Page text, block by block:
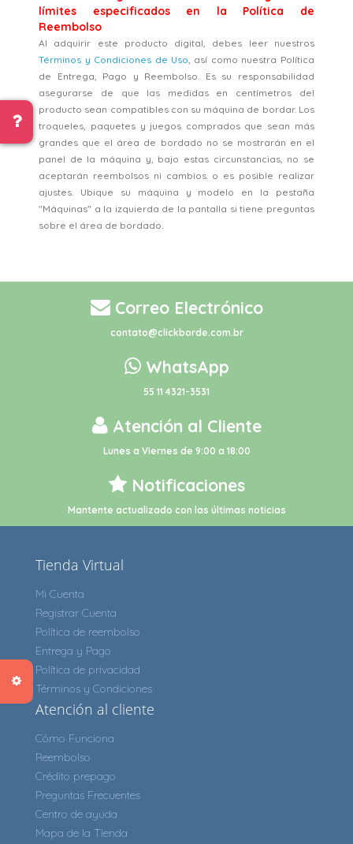
límites especificados en la Política de
Reembolso
Al adquirir este producto digital, debes leer nuestros
Términos y Condiciones de Uso, así como nuestra Política
de Entrega, Pago y Reembolso. Es su responsabilidad
asegurarse de que las medidas en centímetros del
producto sean compatibles con su máquina de bordar. Los
troqueles, paquetes y juegos comprados que sean más
grandes que el área de bordado no se mostrarán en el
panel de la máquina y, bajo estas circunstancias, no se
aceptarán reembolsos ni cambios. o es posible realizar
ajustes. Ubique su máquina y modelo en la pestaña
"Máquinas" a la izquierda de la pantalla si tiene preguntas
sobre el área de bordado.
Correo Electrónico
contato@clickborde.com.br
WhatsApp
55 11 4321-3531
Atención al Cliente
Lunes a Viernes de 9:00 a 18:00
Notificaciones
Mantente actualizado con las últimas noticias
Tienda Virtual
Mi Cuenta
Registrar Cuenta
Política de reembolso
Entrega y Pago
Política de privacidad
Términos y Condiciones
Atención al cliente
Cómo Funciona
Reembolso
Crédito prepago
Preguntas Frecuentes
Centro de ayuda
Mapa de la Tienda